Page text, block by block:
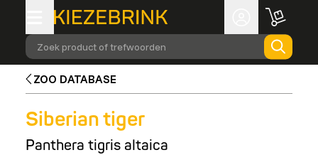
Zoek product of trefwoorden
ZOO DATABASE
Siberian tiger
Panthera tigris altaica